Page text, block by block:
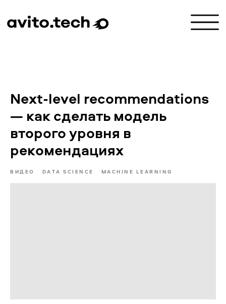
Next-level recommendations
— как сделать модель
второго уровня в
рекомендациях
ВИДЕО DATA SCIENCE MACHINE LEARNING